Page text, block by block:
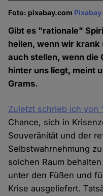
Foto: pixabay.com
Gibt es "rationale"
heilen, wenn wir krank
auch stellen, wenn die
hinter uns liegt, meint
Grams.
Zuletzt schrieb ich von
Chance, sich in
Souveränität und der
Selbstwahrnehmung
solchen Raum
unter den Füßen und
Krise ausgeliefert.